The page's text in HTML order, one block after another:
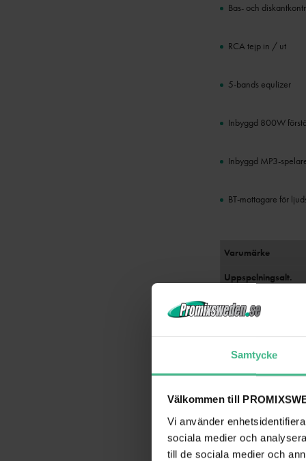
Samtycke
Välkommen till
Vi använder
sociala medier och
till de sociala medier och
Bas- och
RCA tejp in / ut
5-bands equlizer
Inbyggd 800W
Inbyggd MP3-
BT-mottagare för
Varumärke
Uppspelningsalt.
Anslutningar
Utgångskanaler
Utgångseffekt:
Frekvens
Utjämnare
Equalizer